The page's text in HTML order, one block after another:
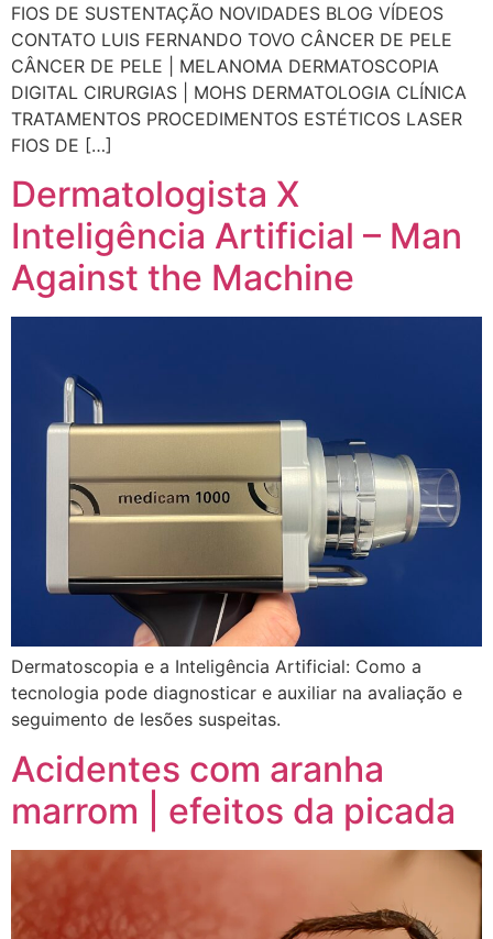
FIOS DE SUSTENTAÇÃO NOVIDADES BLOG VÍDEOS
CONTATO LUIS FERNANDO TOVO CÂNCER DE PELE
CÂNCER DE PELE | MELANOMA DERMATOSCOPIA
DIGITAL CIRURGIAS | MOHS DERMATOLOGIA CLÍNICA
TRATAMENTOS PROCEDIMENTOS ESTÉTICOS LASER
FIOS DE […]
Dermatologista X
Inteligência Artificial – Man
Against the Machine
Dermatoscopia e a Inteligência Artificial: Como a
tecnologia pode diagnosticar e auxiliar na avaliação e
seguimento de lesões suspeitas.
Acidentes com aranha
marrom | efeitos da picada